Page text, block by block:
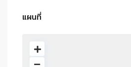
แผนที่